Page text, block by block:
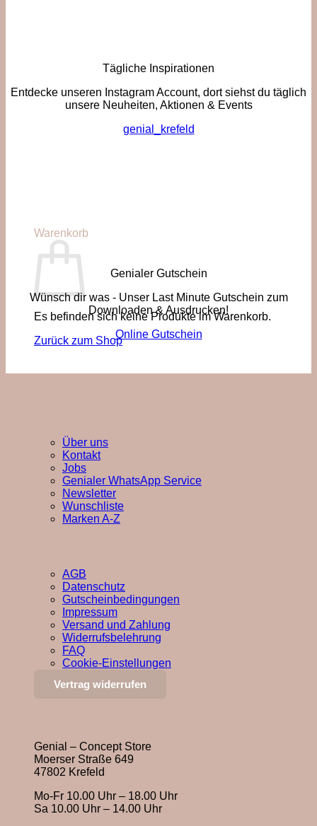
Warenkorb
Es befinden sich keine Produkte im Warenkorb.
Zurück zum Shop
Tägliche Inspirationen
Entdecke unseren Instagram Account, dort siehst du täglich
unsere Neuheiten, Aktionen & Events
genial_krefeld
Genialer Gutschein
Wünsch dir was - Unser Last Minute Gutschein zum
Downloaden & Ausdrucken!
Online Gutschein
Über uns
Kontakt
Jobs
Genialer WhatsApp Service
Newsletter
Wunschliste
Marken A-Z
AGB
Datenschutz
Gutscheinbedingungen
Impressum
Versand und Zahlung
Widerrufsbelehrung
FAQ
Cookie-Einstellungen
Vertrag widerrufen
Genial – Concept Store
Moerser Straße 649
47802 Krefeld
Mo-Fr 10.00 Uhr – 18.00 Uhr
Sa 10.00 Uhr – 14.00 Uhr